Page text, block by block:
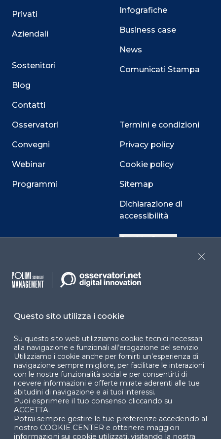
Privati
Aziendali
Sostenitori
Blog
Contatti
Osservatori
Convegni
Webinar
Programmi
Infografiche
Business case
News
Comunicati Stampa
Termini e condizioni
Privacy policy
Cookie policy
Sitemap
Dichiarazione di
accessibilità
Cookie Center
Facebook LinkedIn
© 2024 Copyright © Politecnico di Milano Dipartimento
di Ingegneria Gestionale
Questo sito utilizza i cookie
Su questo sito web utilizziamo cookie tecnici necessari
alla navigazione e funzionali all’erogazione del servizio.
Utilizziamo i cookie anche per fornirti un’esperienza di
navigazione sempre migliore, per facilitare le interazioni
con le nostre funzionalità social e per consentirti di
ricevere informazioni e offerte mirate aderenti alle tue
abitudini di navigazione e ai tuoi interessi.
Puoi esprimere il tuo consenso cliccando su
ACCETTA.
Potrai sempre gestire le tue preferenze accedendo al
nostro COOKIE CENTER e ottenere maggiori
informazioni sui cookie utilizzati, visitando la nostra